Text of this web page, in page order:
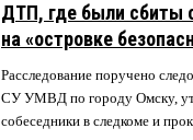
ДТП, где были сбиты
на «островке
Расследование поручено
СУ УМВД по городу Омску,
собеседники в следкоме и